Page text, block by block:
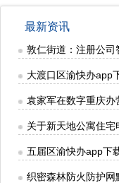
最新资讯
敦仁街道：注册公
大渡口区渝快办app
袁家军在数字重庆
关于新天地公寓住
五届区渝快办app下
织密森林防火防护